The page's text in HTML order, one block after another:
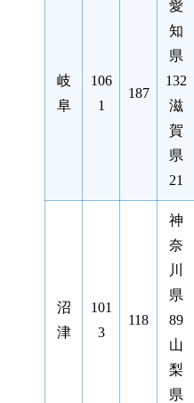
岐
阜
106
1
187
愛
知
県
132
滋
賀
県
21
沼
津
101
3
118
神
奈
川
県
89
山
梨
県